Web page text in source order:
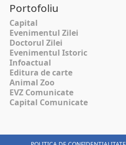
Portofoliu
Capital
Evenimentul Zilei
Doctorul Zilei
Evenimentul Istoric
Infoactual
Editura de carte
Animal Zoo
EVZ Comunicate
Capital Comunicate